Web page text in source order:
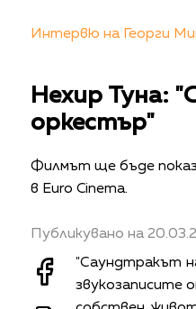
Интервю на Георги
Нехир Туна:
оркестър"
Филмът ще бъде
в Euro Cinema.
Публикувано на
"Саундтракът
звукозаписите